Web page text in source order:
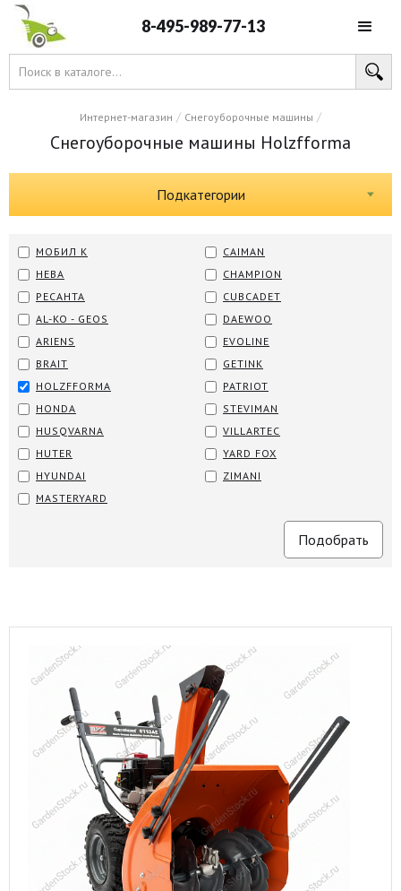
8-495-989-77-13
Интернет-магазин / Снегоуборочные машины /
Снегоуборочные машины Holzfforma
Подкатегории
МОБИЛ К
НЕВА
РЕСАНТА
AL-KO - GEOS
ARIENS
BRAIT
CAIMAN
CHAMPION
CUBCADET
DAEWOO
EVOLINE
GETINK
HOLZFFORMA
HONDA
HUSQVARNA
HUTER
HYUNDAI
MASTERYARD
PATRIOT
STEVIMAN
VILLARTEC
YARD FOX
ZIMANI